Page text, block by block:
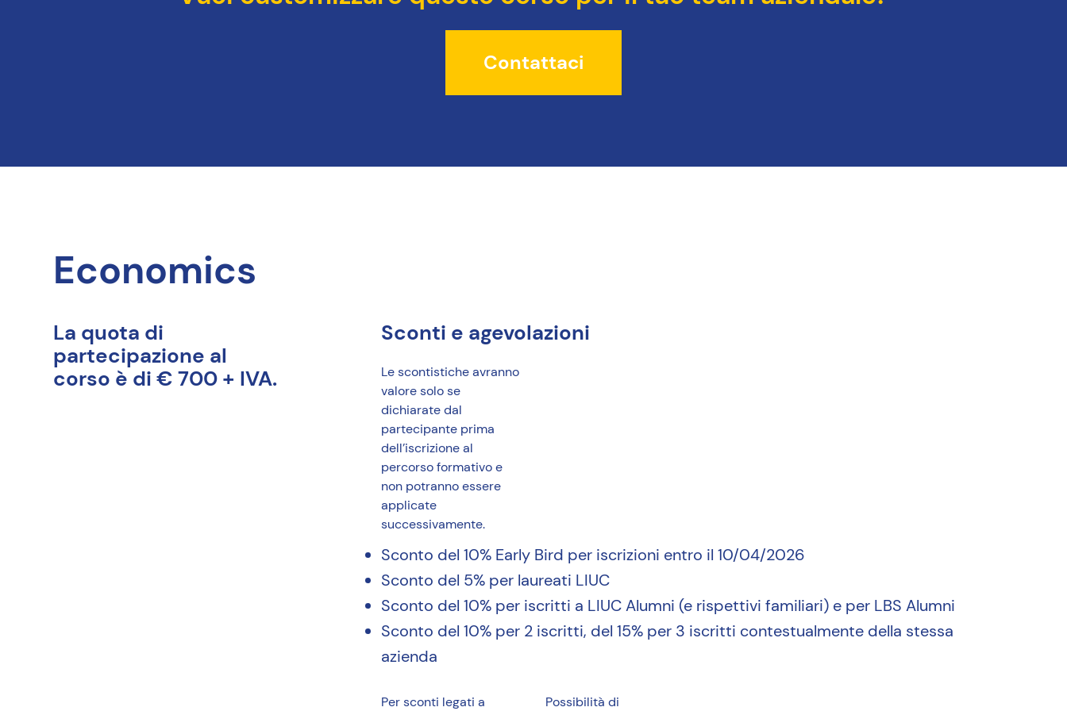
Contattaci
Economics
La quota di
partecipazione al
corso è di € 700 + IVA.
Sconti e agevolazioni
Le scontistiche avranno
valore solo se
dichiarate dal
partecipante prima
dell’iscrizione al
percorso formativo e
non potranno essere
applicate
successivamente.
Sconto del 10% Early Bird per iscrizioni entro il 10/04/2026
Sconto del 5% per laureati LIUC
Sconto del 10% per iscritti a LIUC Alumni (e rispettivi familiari) e per LBS Alumni
Sconto del 10% per 2 iscritti, del 15% per 3 iscritti contestualmente della stessa
azienda
Per sconti legati a
Possibilità di